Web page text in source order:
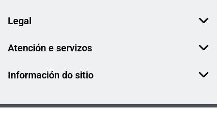
Legal
Atención e servizos
Información do sitio